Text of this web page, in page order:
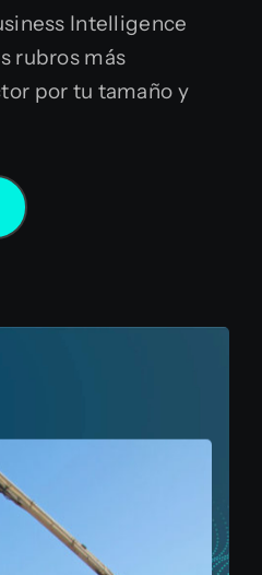
Intelligence
rubros más
por tu tamaño y